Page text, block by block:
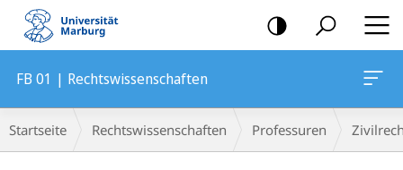
Mobile-
Navigation
FB 01 | Rechtswissenschaften
Breadcrumb-
Navigation
Startseite Rechtswissenschaften Professuren